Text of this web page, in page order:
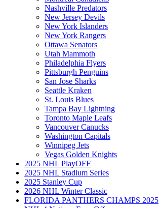
Nashville Predators
New Jersey Devils
New York Islanders
New York Rangers
Ottawa Senators
Utah Mammoth
Philadelphia Flyers
Pittsburgh Penguins
San Jose Sharks
Seattle Kraken
St. Louis Blues
Tampa Bay Lightning
Toronto Maple Leafs
Vancouver Canucks
Washington Capitals
Winnipeg Jets
Vegas Golden Knights
2025 NHL PlayOFF
2025 NHL Stadium Series
2025 Stanley Cup
2026 NHL Winter Classic
FLORIDA PANTHERS CHAMPS 2025